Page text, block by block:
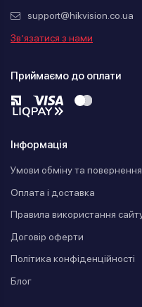
support@hikvision.co.ua
Зв’язатися з нами
Приймаємо до оплати
Інформація
Умови обміну та повернення
Оплата і доставка
Правила використання
Договір оферти
Політика конфіденційності
Блог